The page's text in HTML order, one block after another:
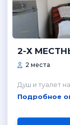
2-Х
2 места
Душ и туалет
Подробное